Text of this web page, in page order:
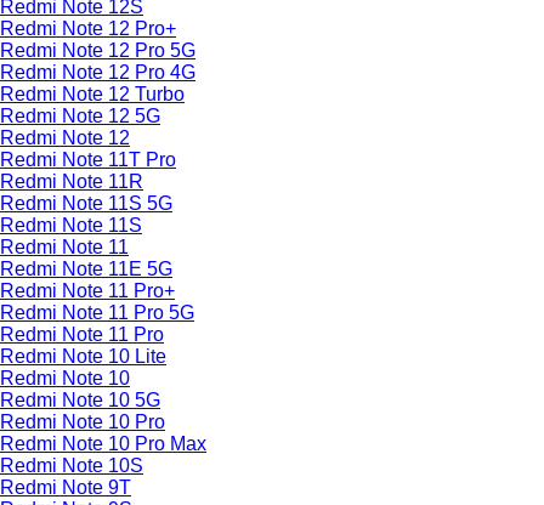
Redmi Note 12S
Redmi Note 12 Pro+
Redmi Note 12 Pro 5G
Redmi Note 12 Pro 4G
Redmi Note 12 Turbo
Redmi Note 12 5G
Redmi Note 12
Redmi Note 11T Pro
Redmi Note 11R
Redmi Note 11S 5G
Redmi Note 11S
Redmi Note 11
Redmi Note 11E 5G
Redmi Note 11 Pro+
Redmi Note 11 Pro 5G
Redmi Note 11 Pro
Redmi Note 10 Lite
Redmi Note 10
Redmi Note 10 5G
Redmi Note 10 Pro
Redmi Note 10 Pro Max
Redmi Note 10S
Redmi Note 9T